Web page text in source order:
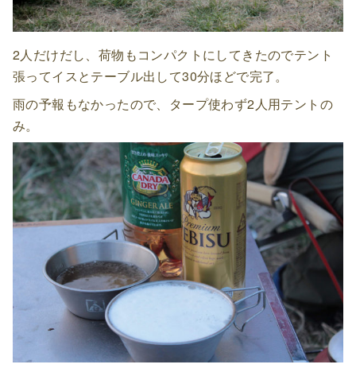
2人だけだし、荷物もコンパクトにしてきたのでテント
張ってイスとテーブル出して30分ほどで完了。
雨の予報もなかったので、タープ使わず2人用テントの
み。